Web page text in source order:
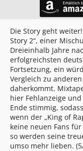
Die Story geht
Story 2“, einer
Dreieinhalb Jahre
erfolgreichsten
Fortsetzung, ein
Vergleich zu
daherkommt.
hier Fehlanzeige
Ende stimmig,
wenn der „King of
keine neuen Fans
so werden seine
umso mehr lieben.